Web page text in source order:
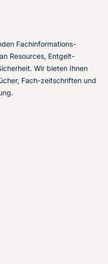
Fachinformations-
Resources, Entgelt-
Wir bieten Ihnen
Fach-zeitschriften und